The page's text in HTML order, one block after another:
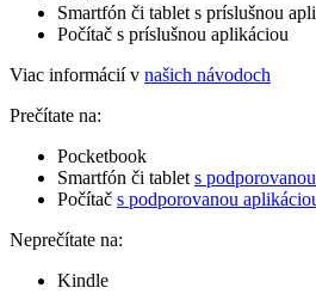
Smartfón či tablet s príslušnou
Počítač s príslušnou aplikáciou
Viac informácií v našich návodoch
Prečítate na:
Pocketbook
Smartfón či tablet s
Počítač s podporovanou
Neprečítate na:
Kindle